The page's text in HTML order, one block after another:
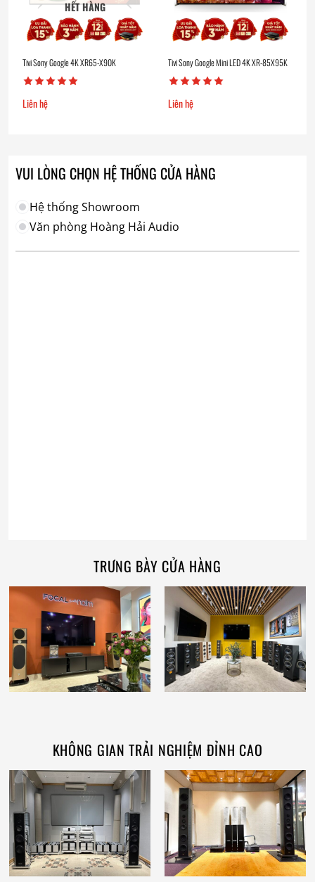
HẾT HÀNG
Tivi Sony Google 4K XR65-X90K
Liên hệ
Tivi Sony Google Mini LED 4K XR-85X95K
Liên hệ
VUI LÒNG CHỌN HỆ THỐNG CỬA HÀNG
Hệ thống Showroom
Văn phòng Hoàng Hải Audio
TRƯNG BÀY CỬA HÀNG
KHÔNG GIAN TRẢI NGHIỆM ĐỈNH CAO